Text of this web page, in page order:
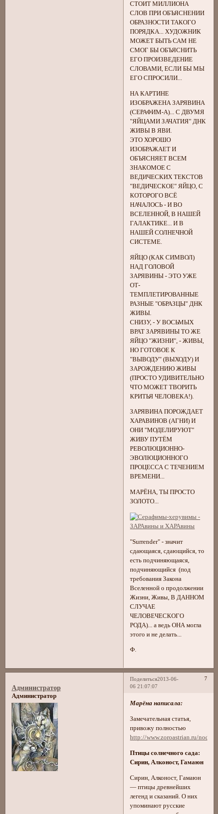
СТОИТ МИЛЛИОНА
СЛОВ ПРИ ОБЪЯСНЕНИИ
ОБРАЗНОСТИ ТАКОГО
ПОРЯДКА... ХУДОЖНИК
МОЖЕТ БЫТЬ САМ НЕ
СМОГ БЫ ОБЪЯСНИТЬ
ЕГО ПРОИЗВЕДЕНИЕ
СЛОВАМИ, ЕСЛИ БЫ МЫ
ЕГО СПРОСИЛИ...
НА КАРТИНЕ
ИЗОБРАЖЕНА ЗАРЯВИНА
(СЕРАФИМ-А)... С ДВУМЯ
"ЯЙЦАМИ ЗАЧАТИЯ" ДНК
ЖИВЫ В ЯВИ.
ЭТО ХОРОШО
ИЗОБРАЖАЕТ И
ОБЪЯСНЯЕТ ВСЕМ
ЗНАКОМОЕ С
ВЕДИЧЕСКИХ ТЕКСТОВ
"ВЕДИЧЕСКОЕ" ЯЙЦО, С
КОТОРОГО ВСЁ
НАЧАЛОСЬ - И ВО
ВСЕЛЕННОЙ, В НАШЕЙ
ГАЛАКТИКЕ... И В
НАШЕЙ СОЛНЕЧНОЙ
СИСТЕМЕ.
ЯЙЦО (КАК СИМВОЛ)
НАД ГОЛОВОЙ
ЗАРЯВИНЫ - ЭТО УЖЕ
ОТ-
ТЕМПЛЕТИРОВАННЫЕ
РАЗНЫЕ "ОБРАЗЦЫ" ДНК
ЖИВЫ.
СНИЗУ, - У ВОСЬМЫХ
ВРАТ ЗАРЯВИНЫ ТО ЖЕ
ЯЙЦО "ЖИЗНИ", - ЖИВЫ,
НО ГОТОВОЕ К
"ВЫВОДУ" (ВЫХОДУ) И
ЗАРОЖДЕНИЮ ЖИВЫ
(ПРОСТО УДИВИТЕЛЬНО
ЧТО МОЖЕТ ТВОРИТЬ
КРИТЬЯ ЧЕЛОВЕКА!).
ЗАРЯВИНА ПОРОЖДАЕТ
ХАРАВИНОВ (АГНИ) И
ОНИ "МОДЕЛИРУЮТ"
ЖИВУ ПУТЁМ
РЕВОЛЮЦИОННО-
ЭВОЛЮЦИОННОГО
ПРОЦЕССА С ТЕЧЕНИЕМ
ВРЕМЕНИ...
МАРЁНА, ТЫ ПРОСТО
ЗОЛОТО...
"Surrender" - значит
сдающаяся, сдающийся, то
есть подчиняющаяся,
подчиняющийся (под
требования Закона
Вселенной о продолжении
Жизни, Живы, В ДАННОМ
СЛУЧАЕ
ЧЕЛОВЕЧЕСКОГО
РОДА)... а ведь ОНА могла
этого и не делать...
Ф.
Поделиться 7
2013-06-
06 21:07:07
Администратор
Администратор
Марёна написала:
Замечательная статья,
привожу полностью
http://www.zoroastrian.ru/node/
Птицы солнечного сада:
Сирин, Алконост, Гамаюн
Сирин, Алконост, Гамаюн
— птицы древнейших
легенд и сказаний. О них
упоминают русские